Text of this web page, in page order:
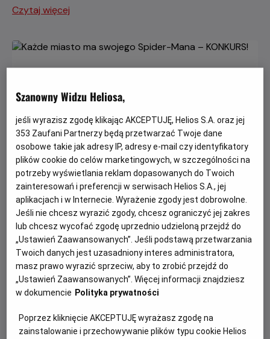
Czytaj więcej
Każde miasto ma swojego Spider-Mana –
KONKURS!
Z okazji premiery filmu „Spider-Man: Całkiem nowy dzień”
chcemy udowodnić, że każdy z nas może zostać Spider-
Manem w swoim otoczeniu.
Czytaj więcej
Szanowny Widzu Heliosa,
jeśli wyrazisz zgodę klikając AKCEPTUJĘ, Helios S.A. oraz jej
353 Zaufani Partnerzy będą przetwarzać Twoje dane
osobowe takie jak adresy IP, adresy e-mail czy identyfikatory
plików cookie do celów marketingowych, w szczególności na
potrzeby wyświetlania reklam dopasowanych do Twoich
zainteresowań i preferencji w serwisach Helios S.A., jej
aplikacjach i w Internecie. Wyrażenie zgody jest dobrowolne.
Jeśli nie chcesz wyrazić zgody, chcesz ograniczyć jej zakres
lub chcesz wycofać zgodę uprzednio udzieloną przejdź do
„Ustawień Zaawansowanych”. Jeśli podstawą przetwarzania
Twoich danych jest uzasadniony interes administratora,
masz prawo wyrazić sprzeciw, aby to zrobić przejdź do
„Ustawień Zaawansowanych”. Więcej informacji znajdziesz
w dokumencie Polityka prywatności
Poprzez kliknięcie AKCEPTUJĘ wyrażasz zgodę na
zainstalowanie i przechowywanie plików typu cookie Helios